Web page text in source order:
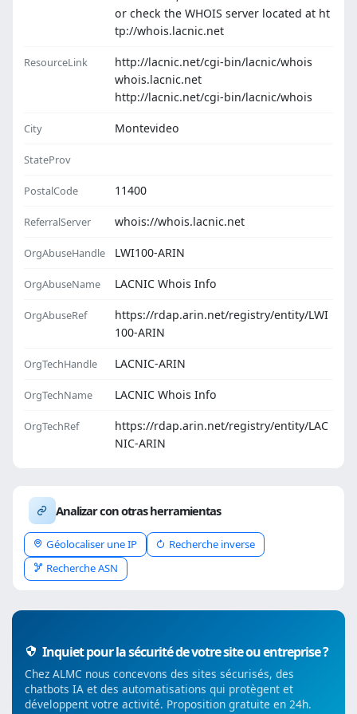
or check the WHOIS server located at ht
tp://whois.lacnic.net
ResourceLink
http://lacnic.net/cgi-bin/lacnic/whois
whois.lacnic.net
http://lacnic.net/cgi-bin/lacnic/whois
City Montevideo
StateProv
PostalCode 11400
ReferralServer whois://whois.lacnic.net
OrgAbuseHandle LWI100-ARIN
OrgAbuseName LACNIC Whois Info
OrgAbuseRef
https://rdap.arin.net/registry/entity/LWI
100-ARIN
OrgTechHandle LACNIC-ARIN
OrgTechName LACNIC Whois Info
OrgTechRef
https://rdap.arin.net/registry/entity/LAC
NIC-ARIN
Analizar con otras herramientas
Géolocaliser une IP
Recherche inverse
Recherche ASN
Inquiet pour la sécurité de votre site ou entreprise ?
Chez ALMC nous concevons des sites sécurisés, des
chatbots IA et des automatisations qui protègent et
développent votre activité. Proposition gratuite en 24h.